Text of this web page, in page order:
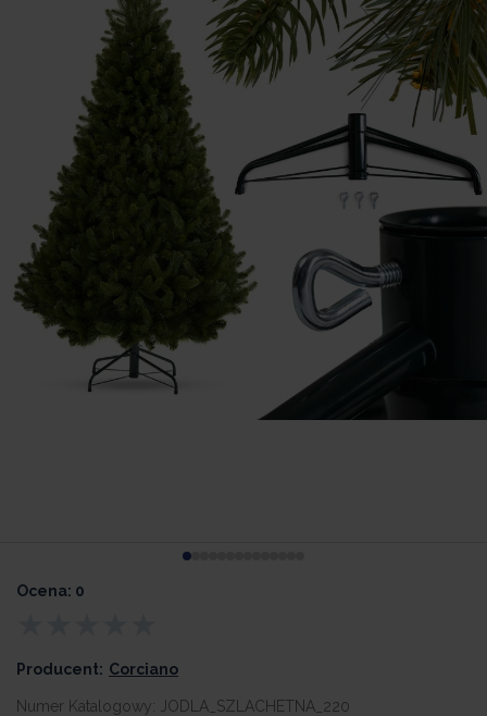
Ocena: 0
Producent: Corciano
Numer Katalogowy: JODLA_SZLACHETNA_220